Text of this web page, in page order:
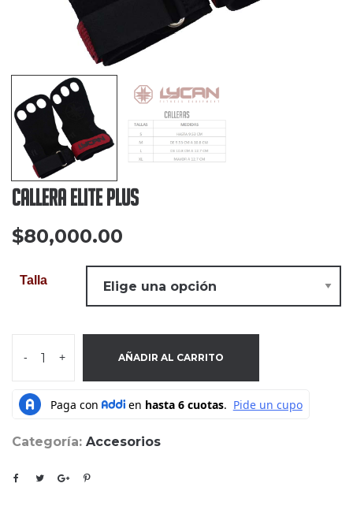
Callera Elite plus
$80,000.00
Talla
- + AÑADIR AL CARRITO
Categoría: Accesorios